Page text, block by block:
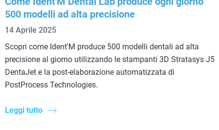
500 modelli ad alta precisione
14 Aprile 2025
Scopri come Ident'M produce 500 modelli dentali ad alta
precisione al giorno utilizzando le stampanti 3D Stratasys J5
DentaJet e la post-elaborazione automatizzata di
PostProcess Technologies.
Leggi tutto